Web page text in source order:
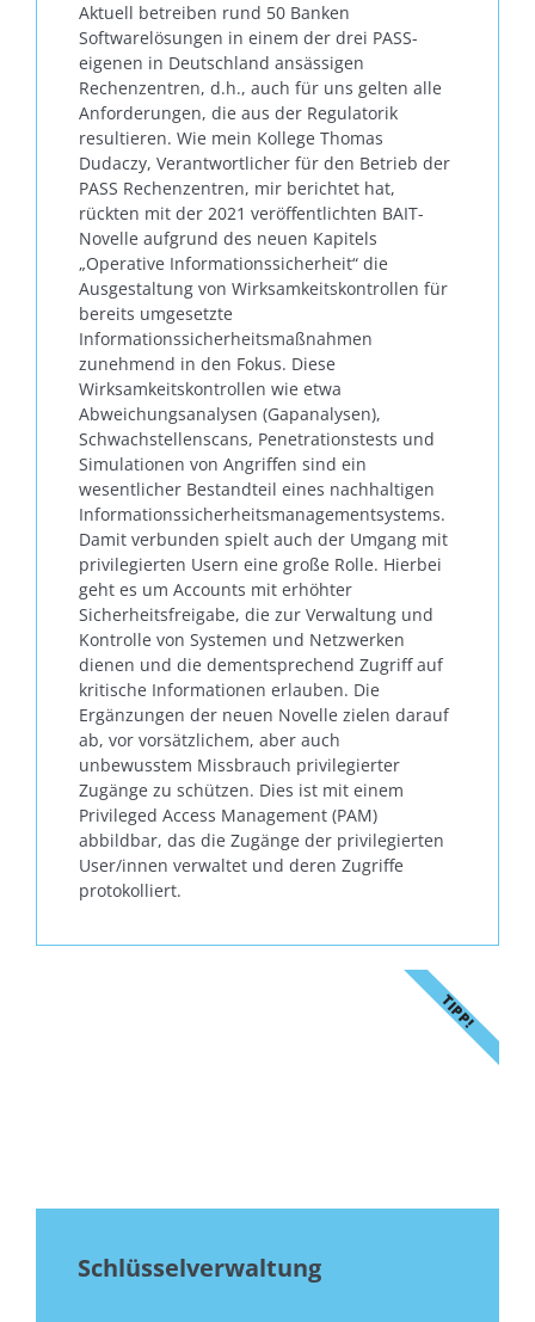
Aktuell betreiben rund 50 Banken
Softwarelösungen in einem der drei PASS-
eigenen in Deutschland ansässigen
Rechenzentren, d.h., auch für uns gelten alle
Anforderungen, die aus der Regulatorik
resultieren. Wie mein Kollege Thomas
Dudaczy, Verantwortlicher für den Betrieb der
PASS Rechenzentren, mir berichtet hat,
rückten mit der 2021 veröffentlichten BAIT-
Novelle aufgrund des neuen Kapitels
„Operative Informationssicherheit“ die
Ausgestaltung von Wirksamkeitskontrollen für
bereits umgesetzte
Informationssicherheitsmaßnahmen
zunehmend in den Fokus. Diese
Wirksamkeitskontrollen wie etwa
Abweichungsanalysen (Gapanalysen),
Schwachstellenscans, Penetrationstests und
Simulationen von Angriffen sind ein
wesentlicher Bestandteil eines nachhaltigen
Informationssicherheitsmanagementsystems.
Damit verbunden spielt auch der Umgang mit
privilegierten Usern eine große Rolle. Hierbei
geht es um Accounts mit erhöhter
Sicherheitsfreigabe, die zur Verwaltung und
Kontrolle von Systemen und Netzwerken
dienen und die dementsprechend Zugriff auf
kritische Informationen erlauben. Die
Ergänzungen der neuen Novelle zielen darauf
ab, vor vorsätzlichem, aber auch
unbewusstem Missbrauch privilegierter
Zugänge zu schützen. Dies ist mit einem
Privileged Access Management (PAM)
abbildbar, das die Zugänge der privilegierten
User/innen verwaltet und deren Zugriffe
protokolliert.
Schlüsselverwaltung
TIPP!